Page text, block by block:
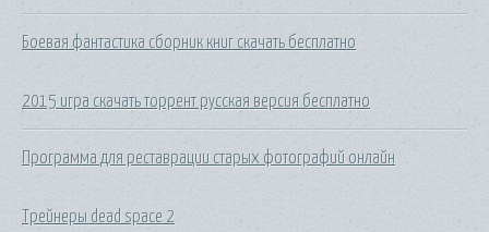
Боевая фантастика сборник книг скачать бесплатно
2015 игра скачать торрент русская версия бесплатно
Программа для реставрации старых фотографий онлайн
Трейнеры dead space 2